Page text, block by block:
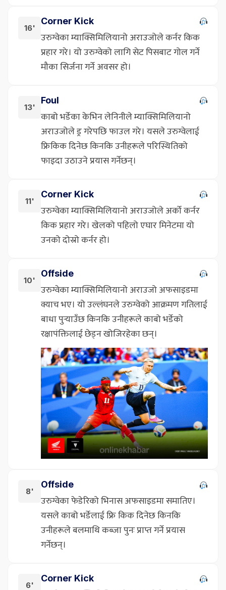
16'
Corner Kick
उरुग्वेका म्याक्सिमिलियानो अराउजोले कर्नर किक
प्रहार गरे। यो उरुग्वेको लागि सेट पिसबाट गोल गर्ने
मौका सिर्जना गर्ने अवसर हो।
13'
Foul
काबो भर्डेका केभिन लेनिनीले म्याक्सिमिलियानो
अराउजोले ड्र गरेपछि फाउल गरे। यसले उरुग्वेलाई
फ्रिकिक दिनेछ किनकि उनीहरूले परिस्थितिको
फाइदा उठाउने प्रयास गर्नेछन्।
11'
Corner Kick
उरुग्वेका म्याक्सिमिलियानो अराउजोले अर्को कर्नर
किक प्रहार गरे। खेलको पहिलो एघार मिनेटमा यो
उनको दोस्रो कर्नर हो।
10'
Offside
उरुग्वेका म्याक्सिमिलियानो अराउजो अफसाइडमा
क्याच भए। यो उल्लंघनले उरुग्वेको आक्रमण गतिलाई
बाधा पुर्‍याउँछ किनकि उनीहरूले काबो भर्डेको
रक्षापंक्तिलाई छेड्न खोजिरहेका छन्।
8'
Offside
उरुग्वेका फेडेरिको भिनास अफसाइडमा समातिए।
यसले काबो भर्डेलाई फ्रि किक दिनेछ किनकि
उनीहरूले बलमाथि कब्जा पुनः प्राप्त गर्ने प्रयास
गर्नेछन्।
6'
Corner Kick